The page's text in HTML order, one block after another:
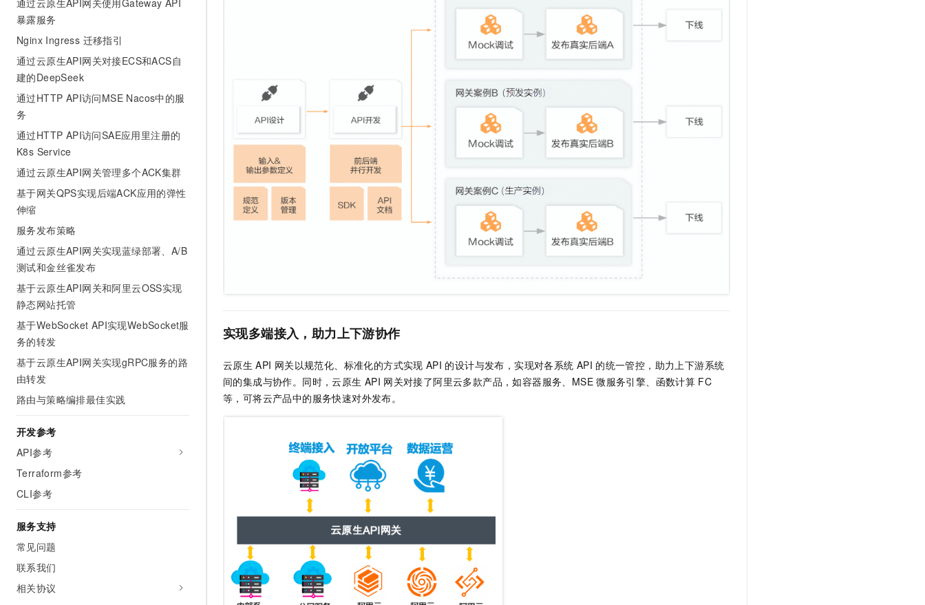
通过云原生API网关使用Gateway API
暴露服务
Nginx Ingress 迁移指引
通过云原生API网关对接ECS和ACS自
建的DeepSeek
通过HTTP API访问MSE Nacos中的服
务
通过HTTP API访问SAE应用里注册的
K8s Service
通过云原生API网关管理多个ACK集群
基于网关QPS实现后端ACK应用的弹性
伸缩
服务发布策略
通过云原生API网关实现蓝绿部署、A/B
测试和金丝雀发布
基于云原生API网关和阿里云OSS实现
静态网站托管
基于WebSocket API实现WebSocket服
务的转发
基于云原生API网关实现gRPC服务的路
由转发
路由与策略编排最佳实践
开发参考
API参考
Terraform参考
CLI参考
服务支持
常见问题
联系我们
相关协议
实现多端接入，助力上下游协作
云原生 API 网关以规范化、标准化的方式实现 API 的设计与发布，实现对各系统 API 的统一管控，助力上下游系统
间的集成与协作。同时，云原生 API 网关对接了阿里云多款产品，如容器服务、MSE 微服务引擎、函数计算 FC
等，可将云产品中的服务快速对外发布。